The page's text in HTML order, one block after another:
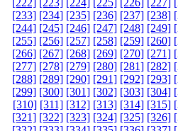
[222] [223] [224] [225] [226] [227]
[233] [234] [235] [236] [237] [238]
[244] [245] [246] [247] [248] [249]
[255] [256] [257] [258] [259] [260]
[266] [267] [268] [269] [270] [271]
[277] [278] [279] [280] [281] [282]
[288] [289] [290] [291] [292] [293]
[299] [300] [301] [302] [303] [304]
[310] [311] [312] [313] [314] [315]
[321] [322] [323] [324] [325] [326]